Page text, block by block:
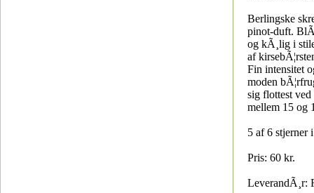
Berlingske
pinot-duft.
og kÃ¸lig i
af
Fin intensitet
moden
sig flottest ved
mellem 15 og
5 af 6 stjerner
Pris: 60 kr.
LeverandÃ¸r: